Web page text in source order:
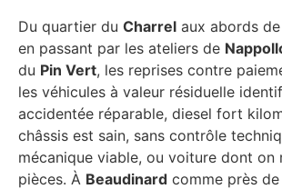
Du quartier du Charrel aux abords de
en passant par les ateliers de
du Pin Vert, les reprises contre
les véhicules à valeur résiduelle
accidentée réparable, diesel fort
châssis est sain, sans contrôle
mécanique viable, ou voiture dont on
pièces. À Beaudinard comme près de